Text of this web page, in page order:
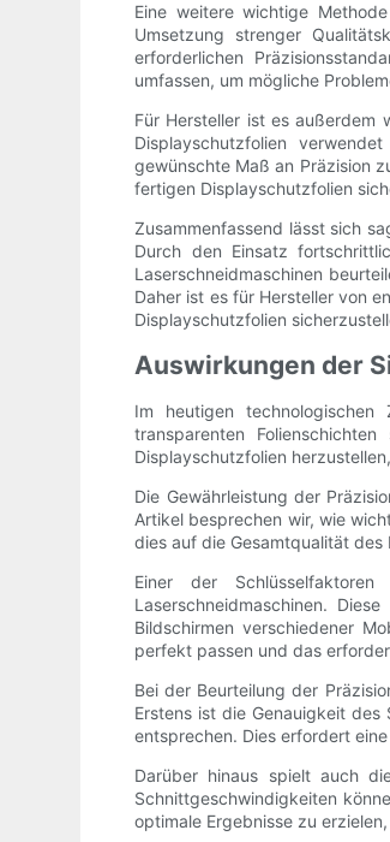
Eine weitere wichtige
Umsetzung strenger
erforderlichen
umfassen, um mögliche
Für Hersteller ist es außerdem
Displayschutzfolien
gewünschte Maß an Präzision
fertigen Displayschutzfolien
Zusammenfassend lässt sich
Durch den Einsatz
Laserschneidmaschinen
Daher ist es für Hersteller von
Displayschutzfolien
Auswirkungen der
Im heutigen technologischen
transparenten
Displayschutzfolien
Die Gewährleistung der
Artikel besprechen wir, wie
dies auf die Gesamtqualität des
Einer der
Laserschneidmaschinen.
Bildschirmen verschiedener
perfekt passen und das
Bei der Beurteilung der
Erstens ist die Genauigkeit
entsprechen. Dies erfordert
Darüber hinaus spielt auch
Schnittgeschwindigkeiten
optimale Ergebnisse zu